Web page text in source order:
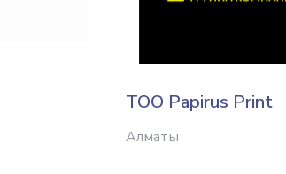
ТОО Papirus Print
Алматы